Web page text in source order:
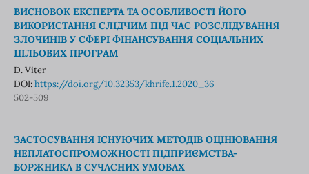
ВИСНОВОК ЕКСПЕРТА ТА ОСОБЛИВОСТІ ЙОГО
ВИКОРИСТАННЯ СЛІДЧИМ ПІД ЧАС РОЗСЛІДУВАННЯ
ЗЛОЧИНІВ У СФЕРІ ФІНАНСУВАННЯ СОЦІАЛЬНИХ
ЦІЛЬОВИХ ПРОГРАМ
D. Viter
DOI:https://doi.org/10.32353/khrife.1.2020_36
502-509
ЗАСТОСУВАННЯ ІСНУЮЧИХ МЕТОДІВ ОЦІНЮВАННЯ
НЕПЛАТОСПРОМОЖНОСТІ ПІДПРИЄМСТВА-
БОРЖНИКА В СУЧАСНИХ УМОВАХ